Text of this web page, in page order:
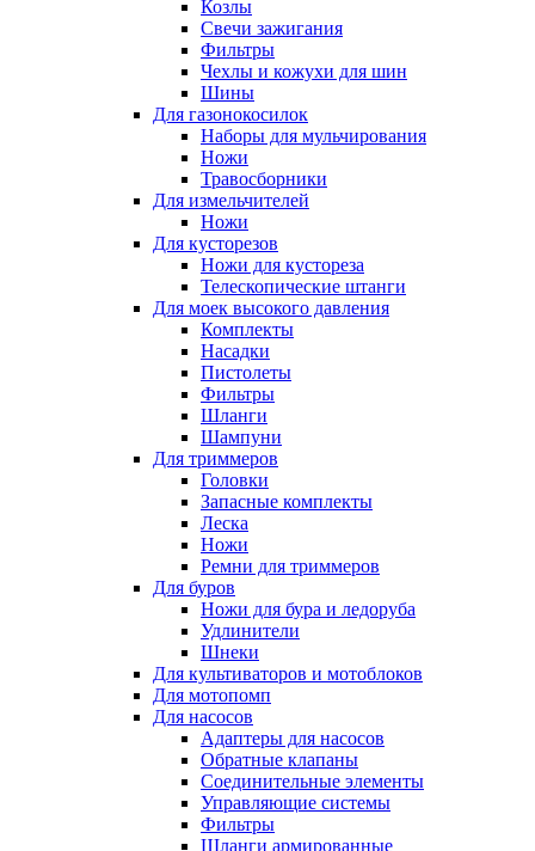
Козлы
Свечи зажигания
Фильтры
Чехлы и кожухи для шин
Шины
Для газонокосилок
Наборы для мульчирования
Ножи
Травосборники
Для измельчителей
Ножи
Для кусторезов
Ножи для кустореза
Телескопические штанги
Для моек высокого давления
Комплекты
Насадки
Пистолеты
Фильтры
Шланги
Шампуни
Для триммеров
Головки
Запасные комплекты
Леска
Ножи
Ремни для триммеров
Для буров
Ножи для бура и ледоруба
Удлинители
Шнеки
Для культиваторов и мотоблоков
Для мотопомп
Для насосов
Адаптеры для насосов
Обратные клапаны
Соединительные элементы
Управляющие системы
Фильтры
Шланги армированные